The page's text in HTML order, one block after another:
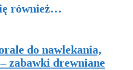
również…
do nawlekania,
zabawki drewniane